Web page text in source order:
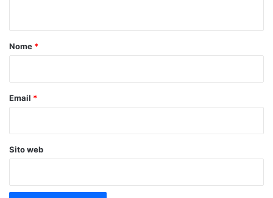
o
Nome *
Email *
Sito web